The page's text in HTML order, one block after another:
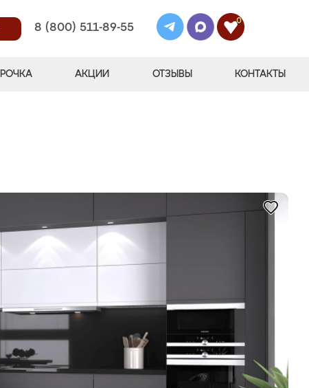
8 (800) 511-89-55
0
АКЦИИ ОТЗЫВЫ КОНТАКТЫ